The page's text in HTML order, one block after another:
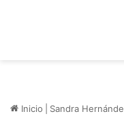
Inicio Sandra